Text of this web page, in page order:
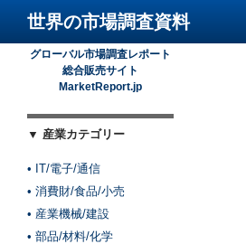
世界の市場調査資料
グローバル市場調査レポート
総合販売サイト
MarketReport.jp
▼ 産業カテゴリー
• IT/電子/通信
• 消費財/食品/小売
• 産業機械/建設
• 部品/材料/化学